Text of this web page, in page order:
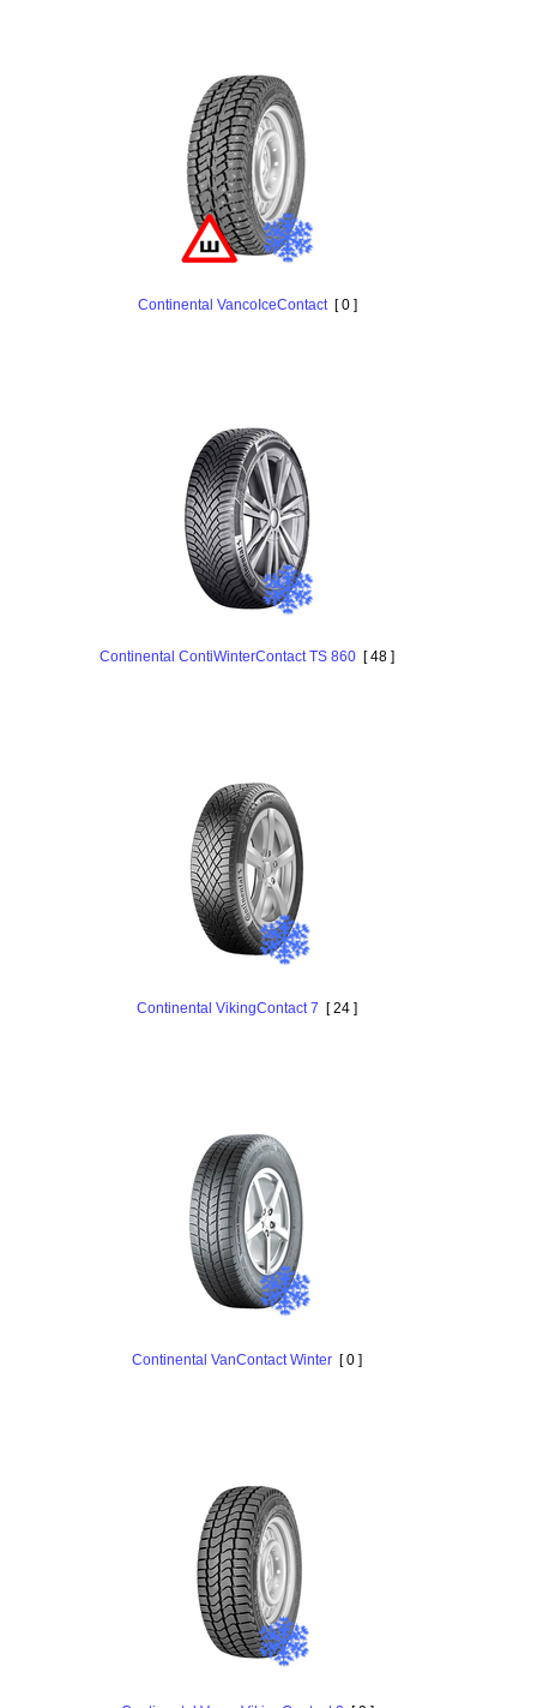
Continental VancoIceContact[ 0 ]
Continental ContiWinterContact TS 860 [ 48 ]
Continental VikingContact 7 [ 24 ]
Continental VanContact Winter [ 0 ]